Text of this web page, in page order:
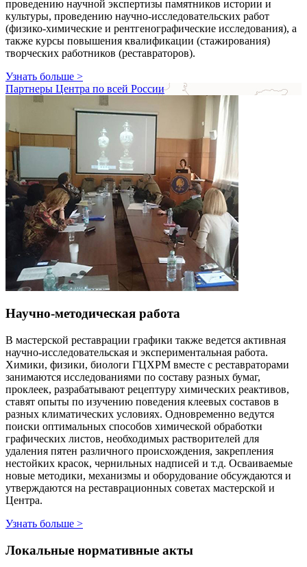
проведению научной экспертизы памятников истории и
культуры, проведению научно-исследовательских работ
(физико-химические и рентгенографические исследования), а
также курсы повышения квалификации (стажирования)
творческих работников (реставраторов).
Узнать больше >
Партнеры Центра по всей России
Научно-методическая работа
В мастерской реставрации графики также ведется активная
научно-исследовательская и экспериментальная работа.
Химики, физики, биологи ГЦХРМ вместе с реставраторами
занимаются исследованиями по составу разных бумаг,
проклеек, разрабатывают рецептуру химических реактивов,
ставят опыты по изучению поведения клеевых составов в
разных климатических условиях. Одновременно ведутся
поиски оптимальных способов химической обработки
графических листов, необходимых растворителей для
удаления пятен различного происхождения, закрепления
нестойких красок, чернильных надписей и т.д. Осваиваемые
новые методики, механизмы и оборудование обсуждаются и
утверждаются на реставрационных советах мастерской и
Центра.
Узнать больше >
Локальные нормативные акты